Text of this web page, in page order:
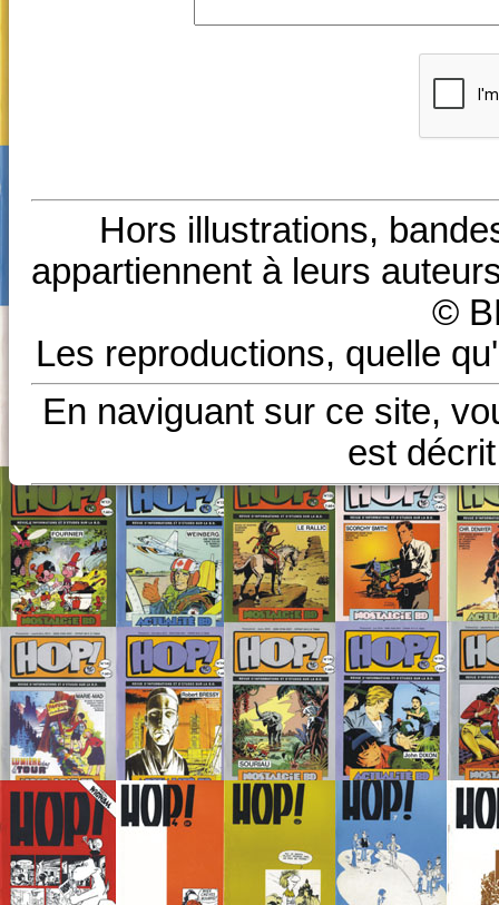
Hors illustrations,
appartiennent à leurs
©
Les reproductions, quelle
En naviguant sur ce site,
est